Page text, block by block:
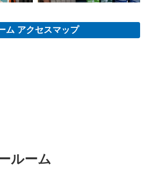
ム アクセスマップ
ルーム